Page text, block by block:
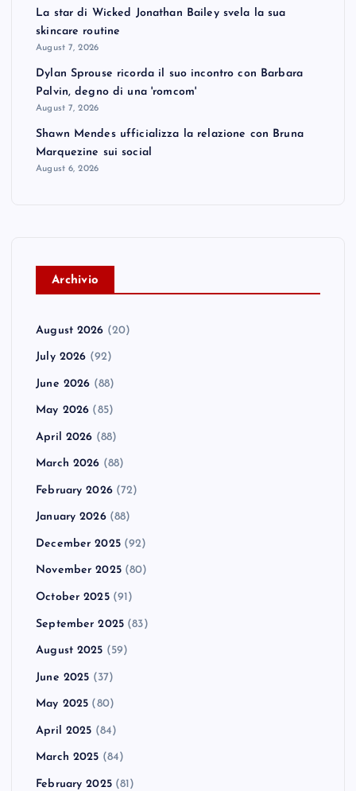
La star di Wicked Jonathan Bailey svela la sua
skincare routine
August 7, 2026
Dylan Sprouse ricorda il suo incontro con Barbara
Palvin, degno di una 'romcom'
August 7, 2026
Shawn Mendes ufficializza la relazione con Bruna
Marquezine sui social
August 6, 2026
Archivio
August 2026 (20)
July 2026 (92)
June 2026 (88)
May 2026 (85)
April 2026 (88)
March 2026 (88)
February 2026(72)
January 2026(88)
December 2025(92)
November 2025(80)
October 2025(91)
September 2025 (83)
August 2025 (59)
June 2025 (37)
May 2025 (80)
April 2025 (84)
March 2025 (84)
February 2025(81)